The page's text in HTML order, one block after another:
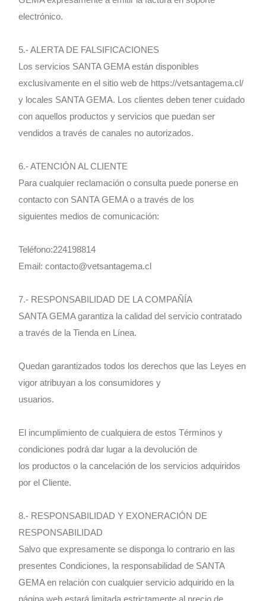
electrónico.
5.- ALERTA DE FALSIFICACIONES
Los servicios SANTA GEMA están disponibles
exclusivamente en el sitio web de https://vetsantagema.cl/
y locales SANTA GEMA. Los clientes deben tener cuidado
con aquellos productos y servicios que puedan ser
vendidos a través de canales no autorizados.
6.- ATENCIÓN AL CLIENTE
Para cualquier reclamación o consulta puede ponerse en
contacto con SANTA GEMA o a través de los
siguientes medios de comunicación:
Teléfono:224198814
Email: contacto@vetsantagema.cl
7.- RESPONSABILIDAD DE LA COMPAÑÍA
SANTA GEMA garantiza la calidad del servicio contratado
a través de la Tienda en Línea.
Quedan garantizados todos los derechos que las Leyes en
vigor atribuyan a los consumidores y
usuarios.
El incumplimiento de cualquiera de estos Términos y
condiciones podrá dar lugar a la devolución de
los productos o la cancelación de los servicios adquiridos
por el Cliente.
8.- RESPONSABILIDAD Y EXONERACIÓN DE
RESPONSABILIDAD
Salvo que expresamente se disponga lo contrario en las
presentes Condiciones, la responsabilidad de SANTA
GEMA en relación con cualquier servicio adquirido en la
página web estará limitada estrictamente al precio de